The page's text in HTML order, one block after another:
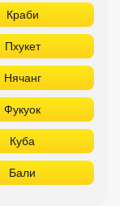
Краби
Пхукет
Нячанг
Фукуок
Куба
Бали